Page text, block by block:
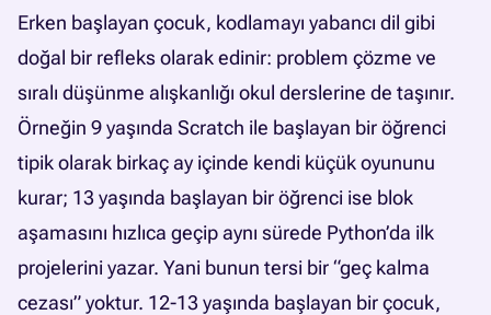
Erken başlayan çocuk, kodlamayı yabancı dil gibi
doğal bir refleks olarak edinir: problem çözme ve
sıralı düşünme alışkanlığı okul derslerine de taşınır.
Örneğin 9 yaşında Scratch ile başlayan bir öğrenci
tipik olarak birkaç ay içinde kendi küçük oyununu
kurar; 13 yaşında başlayan bir öğrenci ise blok
aşamasını hızlıca geçip aynı sürede Python’da ilk
projelerini yazar. Yani bunun tersi bir “geç kalma
cezası” yoktur. 12-13 yaşında başlayan bir çocuk,